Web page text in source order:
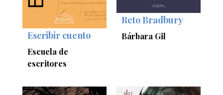
Escribir cuento
Escuela de
escritores
Reto Bradbury
Bárbara Gil